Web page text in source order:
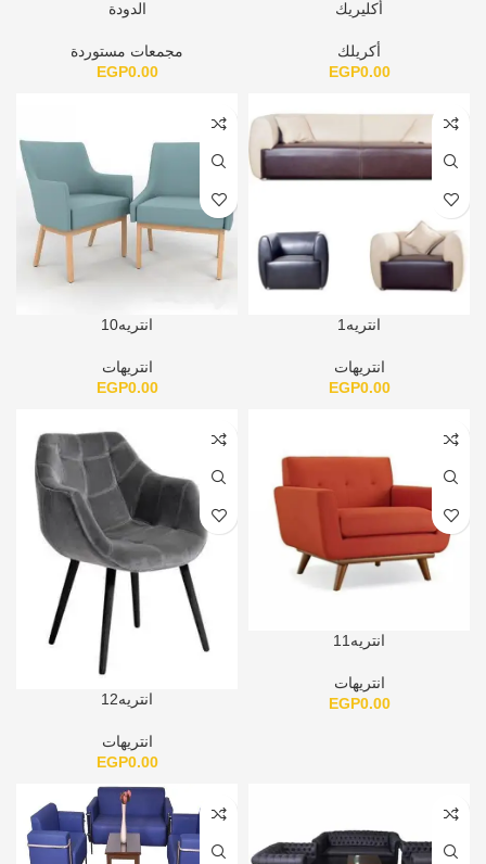
أكليريك
أكريلك
EGP0.00
الدودة
مجمعات مستوردة
EGP0.00
انتريه1
انتريهات
EGP0.00
انتريه10
انتريهات
EGP0.00
انتريه11
انتريهات
EGP0.00 انتريه12
انتريهات
EGP0.00